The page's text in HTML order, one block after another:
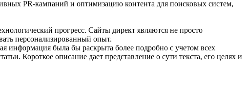
PR-кампаний и оптимизацию контента для поисковых систем,
прогресс. Сайты директ являются не просто
персонализированный опыт.
информация была бы раскрыта более подробно с учетом всех
Короткое описание дает представление о сути текста, его целях и